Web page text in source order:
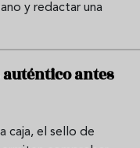
y redactar una
auténtico antes
caja, el sello de